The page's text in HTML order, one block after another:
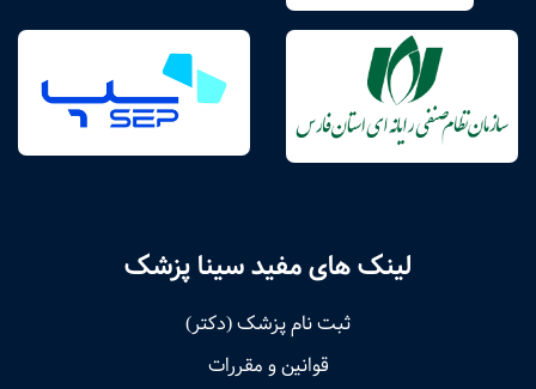
لینک های مفید سینا پزشک
ثبت نام پزشک (دکتر)
قوانین و مقررات